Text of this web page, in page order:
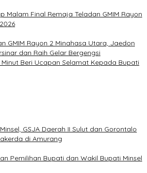
Malam Final Remaja Teladan GMIM Rayon
GMIM Rayon 2 Minahasa Utara, Jaedon
dan Raih Gelar Bergengsi
Beri Ucapan Selamat Kepada Bupati
GSJA Daerah II Sulut dan Gorontalo
di Amurang
Pemilihan Bupati dan Wakil Bupati Minsel